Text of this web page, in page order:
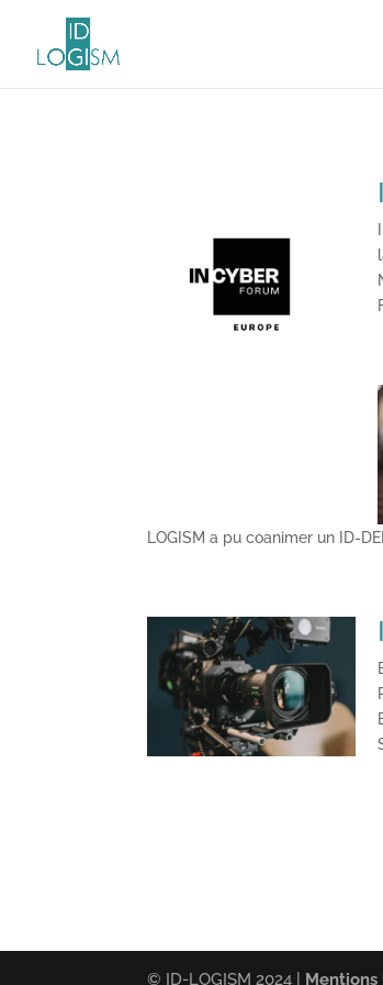
LOGISM a pu coanimer un ID-
© ID-LOGISM 2024 |